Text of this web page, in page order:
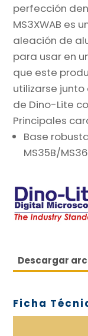
perfección
MS3XWAB es
aleación de
para usar en
que este
utilizarse junto
de Dino-Lite
Principales
Base
MS35B/
Descargar
Ficha